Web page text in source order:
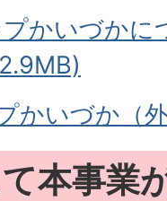
かいづかに
かいづか（
本事業